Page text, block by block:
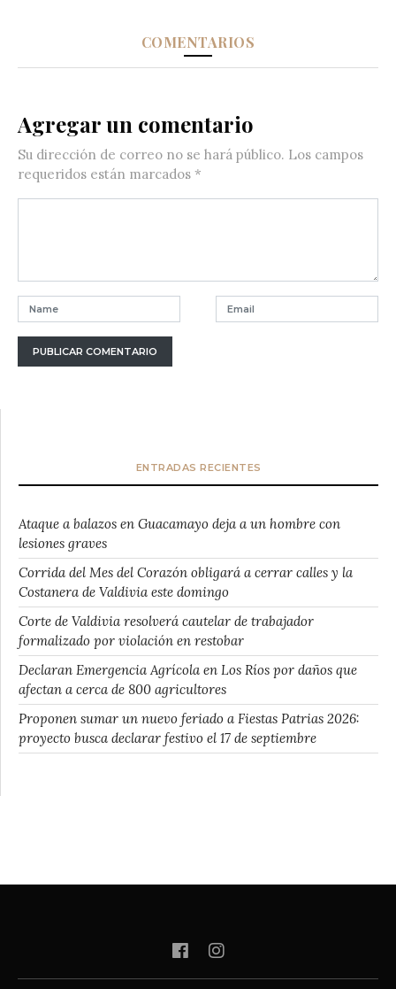
COMENTARIOS
Agregar un comentario
Su dirección de correo no se hará público. Los campos
requeridos están marcados *
ENTRADAS RECIENTES
Ataque a balazos en Guacamayo deja a un hombre con
lesiones graves
Corrida del Mes del Corazón obligará a cerrar calles y la
Costanera de Valdivia este domingo
Corte de Valdivia resolverá cautelar de trabajador
formalizado por violación en restobar
Declaran Emergencia Agrícola en Los Ríos por daños que
afectan a cerca de 800 agricultores
Proponen sumar un nuevo feriado a Fiestas Patrias 2026:
proyecto busca declarar festivo el 17 de septiembre